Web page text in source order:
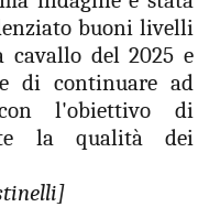
buoni livelli
cavallo del 2025 e
di continuare ad
l'obiettivo di
la qualità dei